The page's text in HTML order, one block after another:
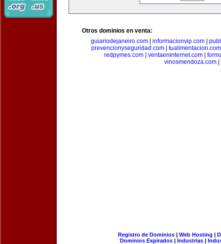
Otros dominios en venta:
guiariodejaneiro.com| informacionvip.com|
prevencionyseguridad.com
tualimentacion.com
redpymes.com
ventaeninternet.com
vinosmendoza.com
Registro de Dominios| Web Hosting |
Dominios Expirados | Industrias |